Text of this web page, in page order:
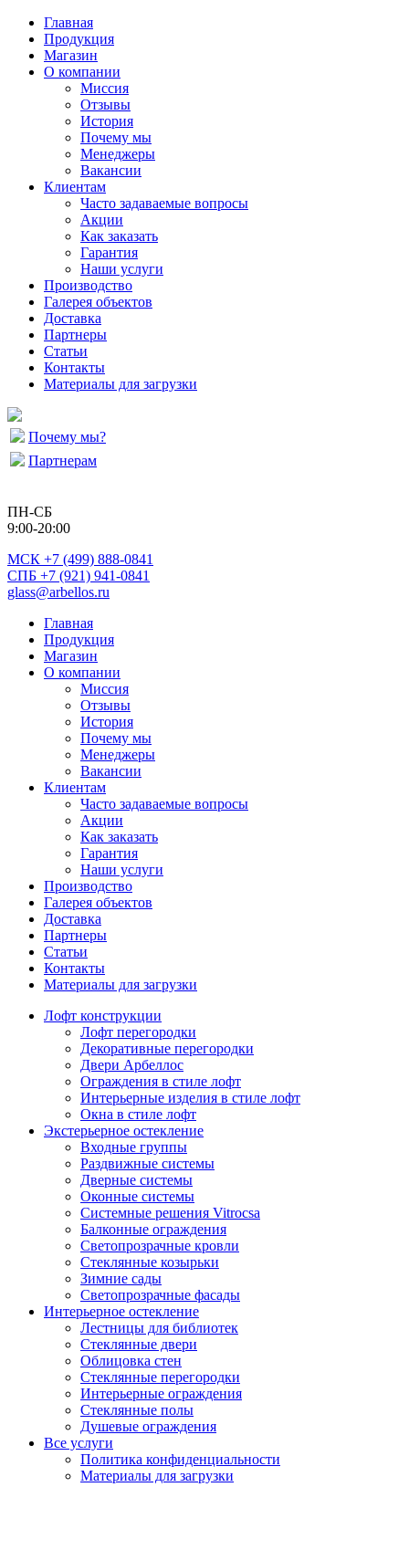
Главная
Продукция
Магазин
О компании
Миссия
Отзывы
История
Почему мы
Менеджеры
Вакансии
Клиентам
Часто задаваемые вопросы
Акции
Как заказать
Гарантия
Наши услуги
Производство
Галерея объектов
Доставка
Партнеры
Статьи
Контакты
Материалы для загрузки
Почему мы?
Партнерам
ПН-СБ
9:00-20:00
МСК +7 (499) 888-0841
СПБ +7 (921) 941-0841
glass@arbellos.ru
Главная
Продукция
Магазин
О компании
Миссия
Отзывы
История
Почему мы
Менеджеры
Вакансии
Клиентам
Часто задаваемые вопросы
Акции
Как заказать
Гарантия
Наши услуги
Производство
Галерея объектов
Доставка
Партнеры
Статьи
Контакты
Материалы для загрузки
Лофт конструкции
Лофт перегородки
Декоративные перегородки
Двери Арбеллос
Ограждения в стиле лофт
Интерьерные изделия в стиле лофт
Окна в стиле лофт
Экстерьерное остекление
Входные группы
Раздвижные системы
Дверные системы
Оконные системы
Системные решения Vitrocsa
Балконные ограждения
Светопрозрачные кровли
Стеклянные козырьки
Зимние сады
Светопрозрачные фасады
Интерьерное остекление
Лестницы для библиотек
Стеклянные двери
Облицовка стен
Стеклянные перегородки
Интерьерные ограждения
Стеклянные полы
Душевые ограждения
Все услуги
Политика конфиденциальности
Материалы для загрузки